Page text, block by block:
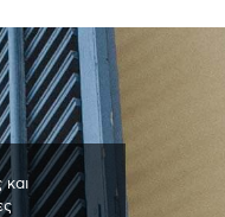
και